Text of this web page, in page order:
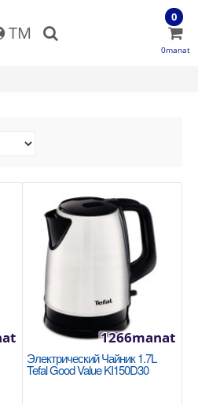
TM
0
0manat
чайник
Электрический Чайник 1.7L
Tefal Good Value KI150D30
1266manat